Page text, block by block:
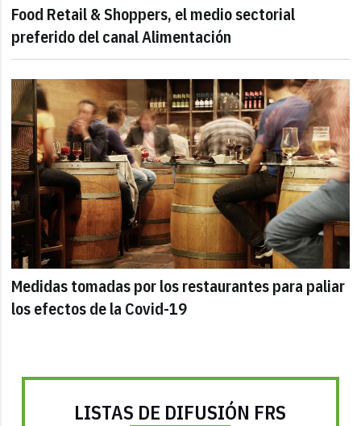
Food Retail & Shoppers, el medio sectorial
preferido del canal Alimentación
Medidas tomadas por los restaurantes para paliar
los efectos de la Covid-19
LISTAS DE DIFUSIÓN FRS